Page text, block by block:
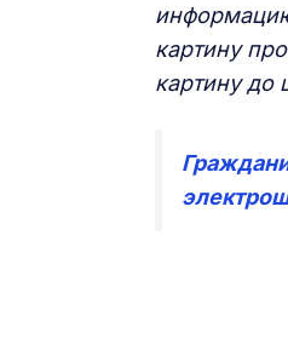
картину
картину до